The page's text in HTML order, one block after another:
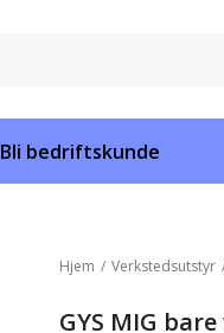
Bli bedriftskunde
Hjem / Verkstedsutstyr
GYS MIG